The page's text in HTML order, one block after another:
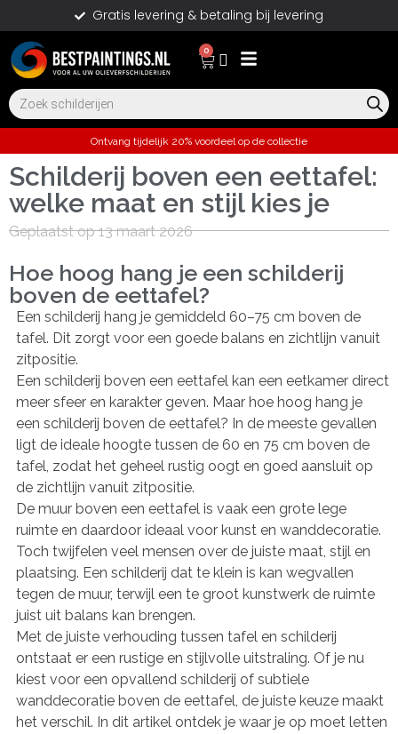
Gratis levering & betaling bij levering
0
Ontvang tijdelijk 20% voordeel op de collectie
Schilderij boven een eettafel:
welke maat en stijl kies je
Geplaatst op 13 maart 2026
Hoe hoog hang je een schilderij
boven de eettafel?
Een schilderij hang je gemiddeld 60–75 cm boven de
tafel. Dit zorgt voor een goede balans en zichtlijn vanuit
zitpositie.
Een schilderij boven een eettafel kan een eetkamer direct
meer sfeer en karakter geven. Maar hoe hoog hang je
een schilderij boven de eettafel? In de meeste gevallen
ligt de ideale hoogte tussen de 60 en 75 cm boven de
tafel, zodat het geheel rustig oogt en goed aansluit op
de zichtlijn vanuit zitpositie.
De muur boven een eettafel is vaak een grote lege
ruimte en daardoor ideaal voor kunst en wanddecoratie.
Toch twijfelen veel mensen over de juiste maat, stijl en
plaatsing. Een schilderij dat te klein is kan wegvallen
tegen de muur, terwijl een te groot kunstwerk de ruimte
juist uit balans kan brengen.
Met de juiste verhouding tussen tafel en schilderij
ontstaat er een rustige en stijlvolle uitstraling. Of je nu
kiest voor een opvallend schilderij of subtiele
wanddecoratie boven de eettafel, de juiste keuze maakt
het verschil. In dit artikel ontdek je waar je op moet letten